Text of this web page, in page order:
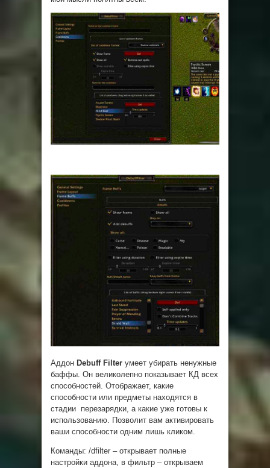
Аддон Debuff Filter умеет убирать ненужные
баффы. Он великолепно показывает КД всех
способностей. Отображает, какие
способности или предметы находятся в
стадии перезарядки, а какие уже готовы к
использованию. Позволит вам активировать
ваши способности одним лишь кликом.
Команды: /dfilter – открывает полные
настройки аддона, в фильтр – открываем